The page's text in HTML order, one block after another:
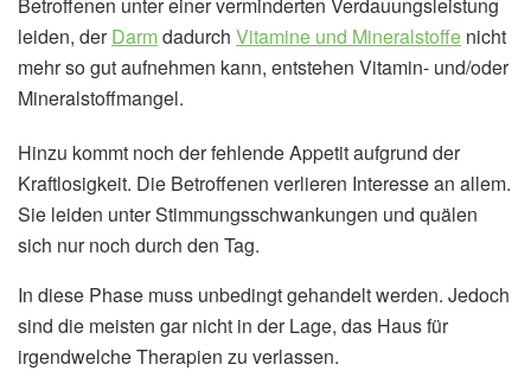
leiden, derDarmdadurch Vitamine und Mineralstoffe nicht
mehr so gut aufnehmen kann, entstehen Vitamin- und/oder
Mineralstoffmangel.
Hinzu kommt noch der fehlende Appetit aufgrund der
Kraftlosigkeit. Die Betroffenen verlieren Interesse an allem.
Sie leiden unter Stimmungsschwankungen und quälen
sich nur noch durch den Tag.
In diese Phase muss unbedingt gehandelt werden. Jedoch
sind die meisten gar nicht in der Lage, das Haus für
irgendwelche Therapien zu verlassen.